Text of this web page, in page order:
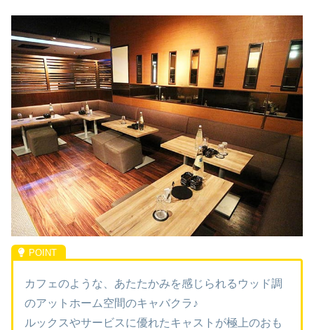
カフェのような、あたたかみを感じられるウッド調
のアットホーム空間のキャバクラ♪
ルックスやサービスに優れたキャストが極上のおも